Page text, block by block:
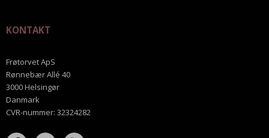
KONTAKT
Frøtorvet ApS
Rønnebær Allé 40
3000 Helsingør
Danmark
CVR-nummer: 32324282